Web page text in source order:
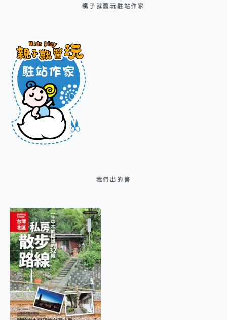
親子就醬玩駐站作家
我們出的書